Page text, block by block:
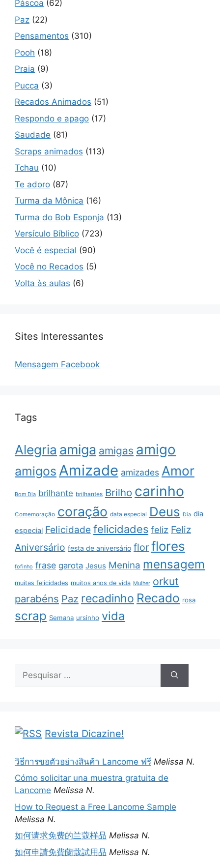
Páscoa (62)
Paz (22)
Pensamentos (310)
Pooh (18)
Praia (9)
Pucca (3)
Recados Animados (51)
Respondo e apago (17)
Saudade (81)
Scraps animados (113)
Tchau (10)
Te adoro (87)
Turma da Mônica (16)
Turma do Bob Esponja (13)
Versículo Bíblico (723)
Você é especial (90)
Você no Recados (5)
Volta às aulas (6)
Sites Interessantes
Mensagem Facebook
Tags
Alegria amiga amigas amigo
amigos Amizade amizades Amor
Bom Dia brilhante brilhantes Brilho carinho
Comemoração coração data especial Deus Dia dia
especial Felicidade felicidades feliz Feliz
Aniversário festa de aniversário flor flores
fofinho frase garota Jesus Menina mensagem
muitas felicidades muitos anos de vida Mulher orkut
parabéns Paz recadinho Recado rosa
scrap Semana ursinho vida
por:
Revista Dicazine!
วิธีการขอตัวอย่างสินค้า Lancome ฟรี Melissa N.
Cómo solicitar una muestra gratuita de
Lancome Melissa N.
How to Request a Free Lancome Sample
Melissa N.
如何请求免费的兰蔻样品 Melissa N.
如何申請免費蘭蔻試用品 Melissa N.